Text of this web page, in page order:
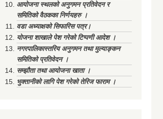
आयोजना स्थलको अनुगमन प्रतिवेदन र
समितिको वैठकका निर्णयहरु ।
वडा अध्याक्षको सिफारिस पत्र।
योजना शाखाले पेश गरेको टिप्पणी आदेश ।
नगरपालिकास्तरिय अनुगमन तथा मुल्याङ्कन
समितिको प्रतिवेदन ।
सम्झौता तथा आयोजना खाता ।
भुक्तानीको लागि पेश गरेको तेरिज फाराम ।